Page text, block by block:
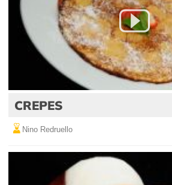
CREPES
Nino Redruello